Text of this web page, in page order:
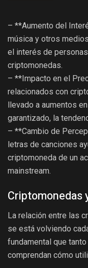
– **Aumento del
música y otros
el interés de
criptomonedas.
– **Impacto en el
relacionados con
llevado a aumentos
garantizado, la
– **Cambio de
letras de canciones
criptomoneda de un
mainstream.
Criptomonedas
La relación entre las
se está volviendo
fundamental que
comprendan cómo